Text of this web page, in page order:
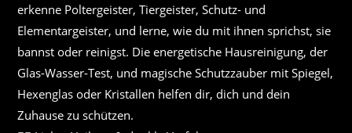
erkenne Poltergeister, Tiergeister, Schutz- und
Elementargeister, und lerne, wie du mit ihnen sprichst, sie
bannst oder reinigst. Die energetische Hausreinigung, der
Glas-Wasser-Test, und magische Schutzzauber mit Spiegel,
Hexenglas oder Kristallen helfen dir, dich und dein
Zuhause zu schützen.